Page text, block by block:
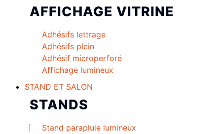
AFFICHAGE VITRINE
Adhésifs lettrage
Adhésifs plein
Adhésif microperforé
Affichage lumineux
STAND ET SALON
STANDS
Stand parapluie lumineux